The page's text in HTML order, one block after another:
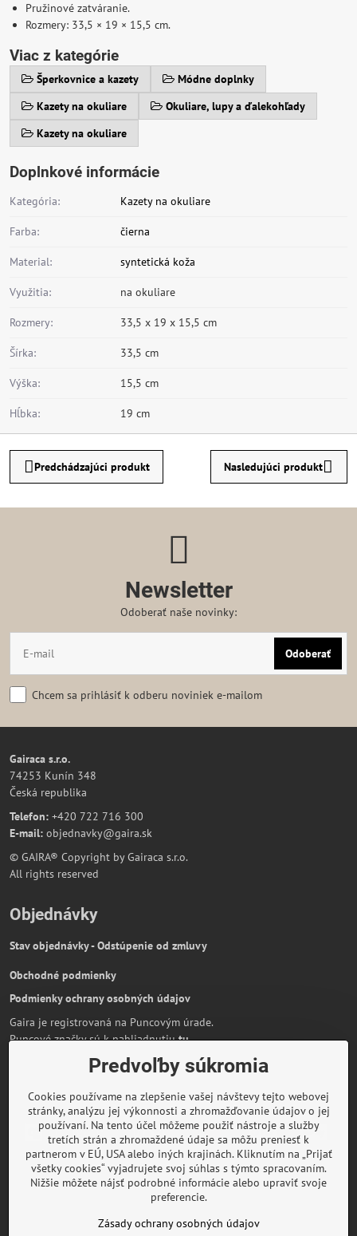
Pružinové zatváranie.
Rozmery: 33,5 × 19 × 15,5 cm.
Viac z kategórie
Šperkovnice a kazety
Módne doplnky
Kazety na okuliare
Okuliare, lupy a ďalekohľady
Kazety na okuliare
Doplnkové informácie
Kategória: Kazety na okuliare
Farba: čierna
Material: syntetická koža
Využitia: na okuliare
Rozmery: 33,5 x 19 x 15,5 cm
Šírka: 33,5 cm
Výška: 15,5 cm
Hĺbka: 19 cm
Predchádzajúci produkt Nasledujúci produkt
Newsletter
Odoberať naše novinky:
Odoberať
Chcem sa prihlásiť k odberu noviniek e-mailom
Gairaca s.r.o.
74253 Kunín 348
Česká republika
Telefon: +420 722 716 300
E-mail: objednavky@gaira.sk
© GAIRA® Copyright by Gairaca s.r.o.
All rights reserved
Objednávky
Stav objednávky - Odstúpenie od zmluvy
Obchodné podmienky
Podmienky ochrany osobných údajov
Gaira je registrovaná na Puncovým úrade.
Puncové značky sú k nahliadnutiutu.
Partnerská stránka:AmiraShop.sk Bypami.cz
Informácie o platbe kartou
O značke Gaira
Predvoľby súkromia
Cookies používame na zlepšenie vašej návštevy tejto webovej
stránky, analýzu jej výkonnosti a zhromažďovanie údajov o jej
používaní. Na tento účel môžeme použiť nástroje a služby
tretích strán a zhromaždené údaje sa môžu preniesť k
partnerom v EÚ, USA alebo iných krajinách. Kliknutím na „Prijať
všetky cookies“ vyjadrujete svoj súhlas s týmto spracovaním.
Nižšie môžete nájsť podrobné informácie alebo upraviť svoje
preferencie.
Zásady ochrany osobných údajov